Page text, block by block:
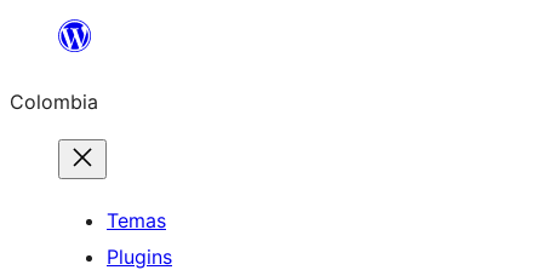
Saltar
contenido
Colombia
Temas
Plugins